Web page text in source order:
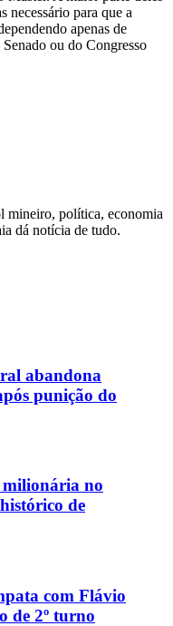
necessário para que a
apenas de
ou do Congresso
mineiro, política, economia
dá notícia de tudo.
abandona
punição do
no
de
com Flávio
de 2º turno